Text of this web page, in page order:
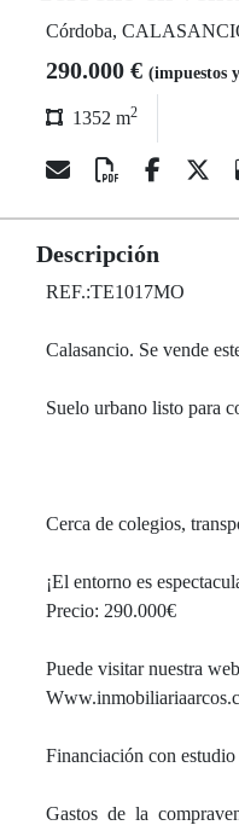
Córdoba,
290.000 € (impuestos
1352 m2
Descripción
REF.:TE1017MO
Calasancio. Se vende
Suelo urbano listo para
Cerca de colegios,
¡El entorno es
Precio: 290.000€
Puede visitar nuestra
Financiación con
Gastos de la